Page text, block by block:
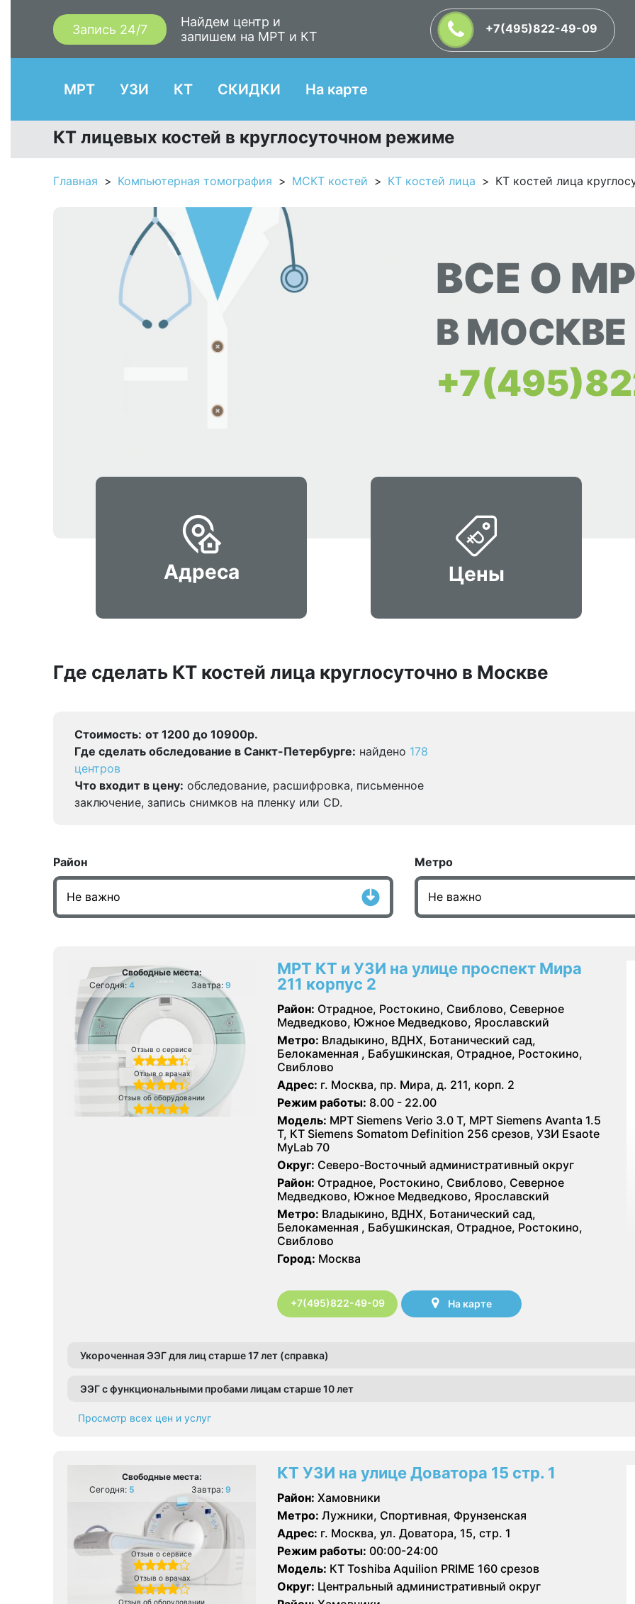
Запись 24/7
Найдем центр и
запишем на МРТ и КТ
+7(495)822-49-09
МРТ УЗИ КТ СКИДКИ На карте
КТ лицевых костей в круглосуточном режиме
Главная Компьютерная томография МСКТ костей КТ костей лица КТ костей лица
ВСЕ О
В МОСКВЕ
Адреса Цены
Где сделать КТ костей лица круглосуточно в Москве
Стоимость: от 1200 до 10900р.
Где сделать обследование в Санкт-Петербурге: найдено 178
центров
Что входит в цену: обследование, расшифровка, письменное
заключение, запись снимков на пленку или CD.
Район Метро
Свободные места:
Сегодня: 4 Завтра: 9
Отзыв о сервисе
Отзыв о врачах
Отзыв об оборудовании
МРТ КТ и УЗИ на улице проспект Мира
211 корпус 2
Район: Отрадное, Ростокино, Свиблово, Северное
Медведково, Южное Медведково, Ярославский
Метро: Владыкино, ВДНХ, Ботанический сад,
Белокаменная , Бабушкинская, Отрадное, Ростокино,
Свиблово
Адрес: г. Москва, пр. Мира, д. 211, корп. 2
Режим работы: 8.00 - 22.00
Модель: МРТ Siemens Verio 3.0 Т, МРТ Siemens Avanta 1.5
Т, КТ Siemens Somatom Definition 256 срезов, УЗИ Esaote
MyLab 70
Округ: Северо-Восточный административный округ
Район: Отрадное, Ростокино, Свиблово, Северное
Медведково, Южное Медведково, Ярославский
Метро: Владыкино, ВДНХ, Ботанический сад,
Белокаменная , Бабушкинская, Отрадное, Ростокино,
Свиблово
Город: Москва
+7(495)822-49-09 На карте
Укороченная ЭЭГ для лиц старше 17 лет (справка)
ЭЭГ с функциональными пробами лицам старше 10 лет
Просмотр всех цен и услуг
Свободные места:
Сегодня: 5 Завтра: 9
Отзыв о сервисе
Отзыв о врачах
Отзыв об оборудовании
КТ УЗИ на улице Доватора 15 стр. 1
Район: Хамовники
Метро: Лужники, Спортивная, Фрунзенская
Адрес: г. Москва, ул. Доватора, 15, стр. 1
Режим работы: 00:00-24:00
Модель: КТ Toshiba Aquilion PRIME 160 срезов
Округ: Центральный административный округ